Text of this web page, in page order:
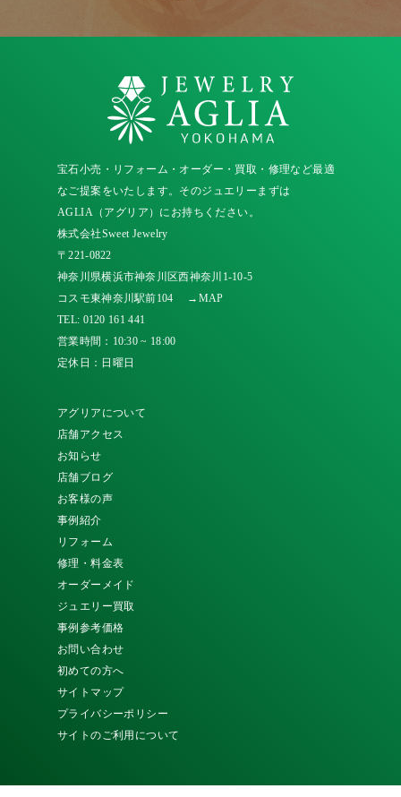
宝石小売・リフォーム・オーダー・買取・修理など最適
なご提案をいたします。そのジュエリーまずは
AGLIA（アグリア）にお持ちください。
株式会社Sweet Jewelry
〒221-0822
神奈川県横浜市神奈川区西神奈川1-10-5
コスモ東神奈川駅前104
→MAP
TEL: 0120 161 441
営業時間：10:30 ~ 18:00
定休日：日曜日
アグリアについて
店舗アクセス
お知らせ
店舗ブログ
お客様の声
事例紹介
リフォーム
修理・料金表
オーダーメイド
ジュエリー買取
事例参考価格
お問い合わせ
初めての方へ
サイトマップ
プライバシーポリシー
サイトのご利用について